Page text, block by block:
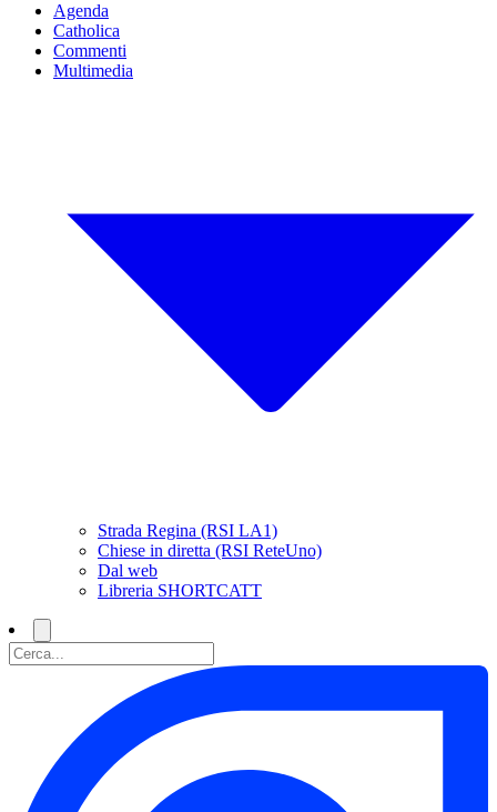
Agenda
Catholica
Commenti
Multimedia
Strada Regina (RSI LA1)
Chiese in diretta (RSI ReteUno)
Dal web
Libreria SHORTCATT